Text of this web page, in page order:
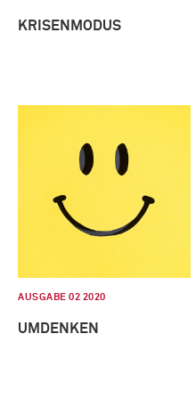
KRISENMODUS
AUSGABE 02 2020
UMDENKEN